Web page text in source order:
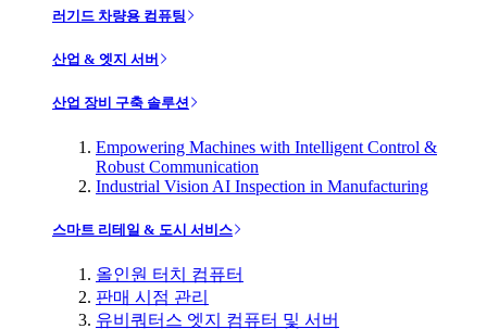
러기드 차량용 컴퓨팅
산업 & 엣지 서버
산업 장비 구축 솔루션
Empowering Machines with Intelligent Control &
Robust Communication
Industrial Vision AI Inspection in Manufacturing
스마트 리테일 & 도시 서비스
올인원 터치 컴퓨터
판매 시점 관리
유비쿼터스 엣지 컴퓨터 및 서버